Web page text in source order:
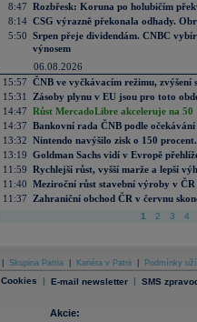
8:47 Rozbřesk: Koruna po holubičím
8:14 CSG výrazně překonala odhady.
5:50 Srpen přeje dividendám. CNBC
výnosem
06.08.2026
15:57 ČNB ve vyčkávacím režimu, zvýšení
15:31
Zásoby plynu v EU jsou pro toto
14:47 Růst MercadoLibre akceleruje na
14:37 Bankovní rada ČNB podle
13:32 Nintendo navýšilo zisk o 150
13:19 Goldman Sachs vidí v Evropě
11:59 Rychlejší růst, vyšší marže a lepší
11:40 Meziroční růst stavební výroby v
11:37
Zahraniční obchod ČR v červnu
1 2 3 4
Skupina Patria Kariéra v Patrii Podmínky
Cookies | E-mail newsletter | SMS
Akcie: